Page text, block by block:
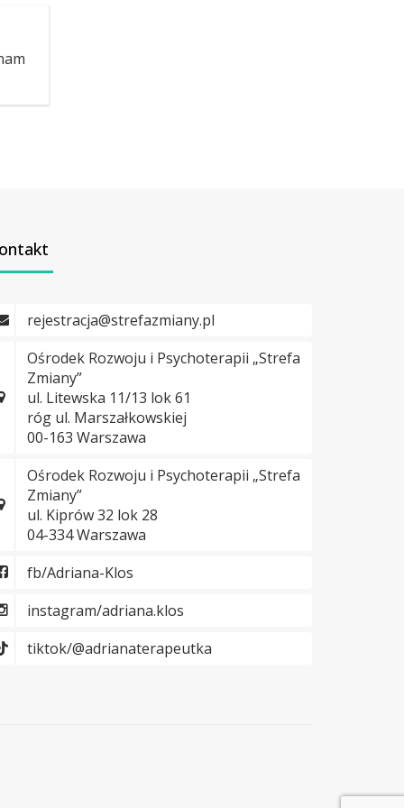
rejestracja@strefazmiany.pl
Ośrodek Rozwoju i Psychoterapii „Strefa
Zmiany”
ul. Litewska 11/13 lok 61
róg ul. Marszałkowskiej
00-163 Warszawa
Ośrodek Rozwoju i Psychoterapii „Strefa
Zmiany”
ul. Kiprów 32 lok 28
04-334 Warszawa
fb/Adriana-Klos
instagram/adriana.klos
tiktok/@adrianaterapeutka